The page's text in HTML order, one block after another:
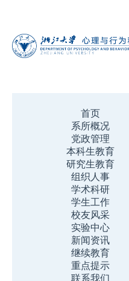
首页
系所概况
党政管理
本科生教育
研究生教育
组织人事
学术科研
学生工作
校友风采
实验中心
新闻资讯
继续教育
重点提示
联系我们